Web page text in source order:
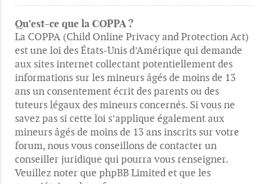
Qu’est-ce que la COPPA ?
La COPPA (Child Online Privacy and Protection Act)
est une loi des États-Unis d’Amérique qui demande
aux sites internet collectant potentiellement des
informations sur les mineurs âgés de moins de 13
ans un consentement écrit des parents ou des
tuteurs légaux des mineurs concernés. Si vous ne
savez pas si cette loi s’applique également aux
mineurs âgés de moins de 13 ans inscrits sur votre
forum, nous vous conseillons de contacter un
conseiller juridique qui pourra vous renseigner.
Veuillez noter que phpBB Limited et que les